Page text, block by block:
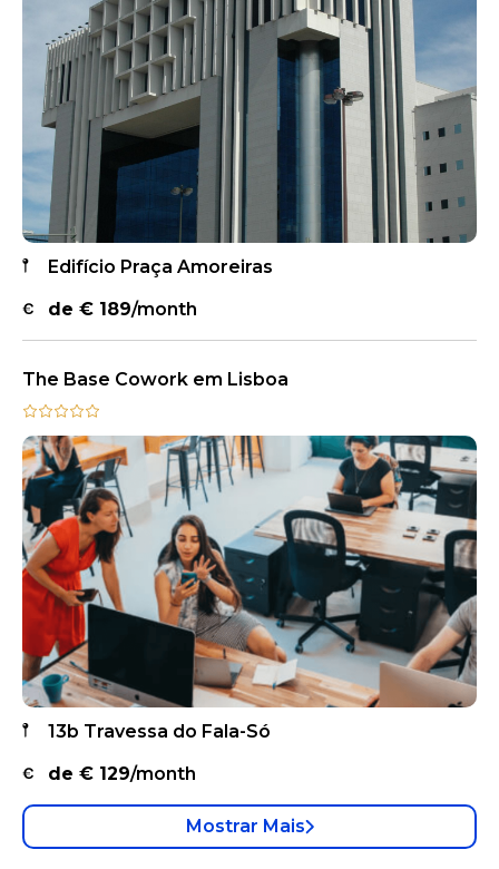
Edifício Praça Amoreiras
de € 189/month
The Base Cowork em Lisboa
13b Travessa do Fala-Só
de € 129/month
Mostrar Mais